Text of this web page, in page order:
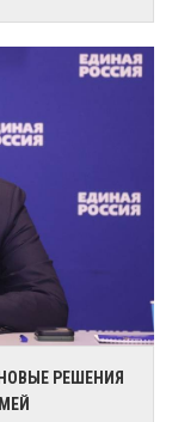
РЕШЕНИЯ